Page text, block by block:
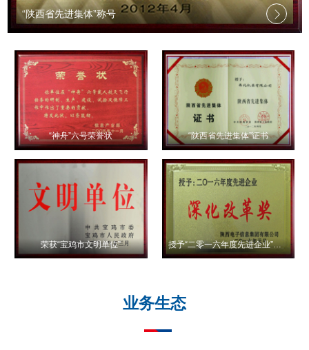
“陕西省先进集体”称号
“陕西省先进集体”称号
“神舟”六号荣誉状 “陕西省先进集体”证书
荣获“宝鸡市文明单位” 授予“二零一六年度先进企业”深化改革奖
业务生态